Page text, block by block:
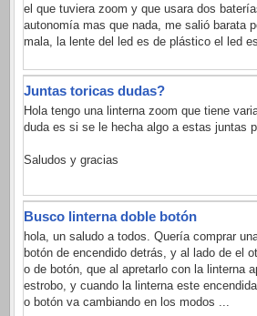
el que tuviera zoom y que usara dos
autonomía mas que nada, me salió barata
mala, la lente del led es de plástico el led
Juntas toricas dudas?
Hola tengo una linterna zoom que tiene
duda es si se le hecha algo a estas juntas
Saludos y gracias
Busco linterna doble botón
hola, un saludo a todos. Quería comprar
botón de encendido detrás, y al lado de el
o de botón, que al apretarlo con la linterna
estrobo, y cuando la linterna este
o botón va cambiando en los modos ...